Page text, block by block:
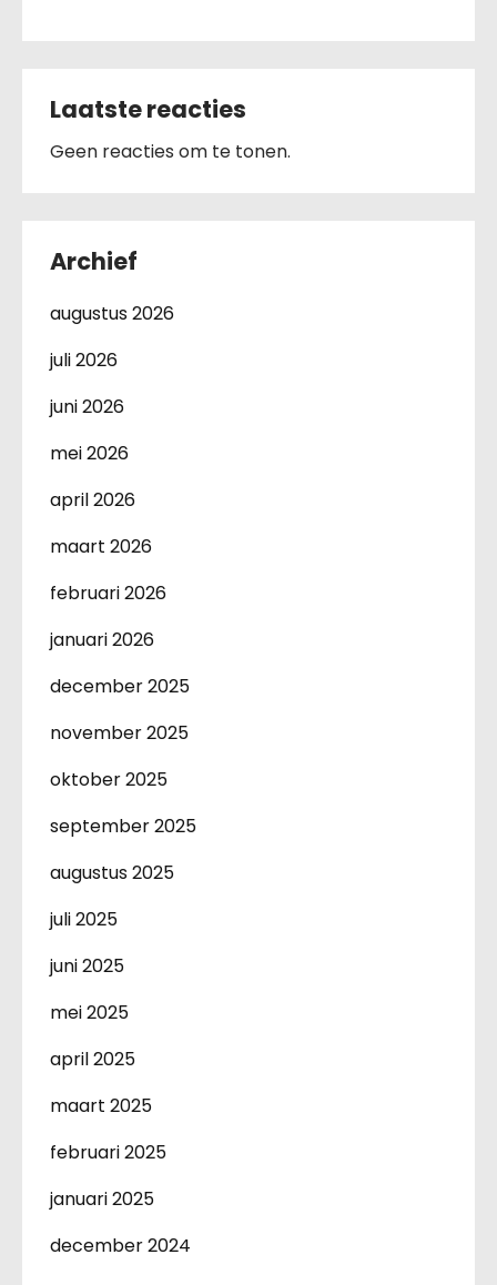
Laatste reacties
Geen reacties om te tonen.
Archief
augustus 2026
juli 2026
juni 2026
mei 2026
april 2026
maart 2026
februari 2026
januari 2026
december 2025
november 2025
oktober 2025
september 2025
augustus 2025
juli 2025
juni 2025
mei 2025
april 2025
maart 2025
februari 2025
januari 2025
december 2024